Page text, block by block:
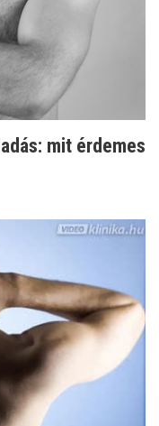
mit érdemes